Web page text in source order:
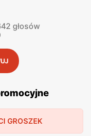
i warzywa, pieczywo,
użytku. Klienci
Jednym z
oferty oraz
klienci mogą
zarówno w formie
głosów
GROSZEK